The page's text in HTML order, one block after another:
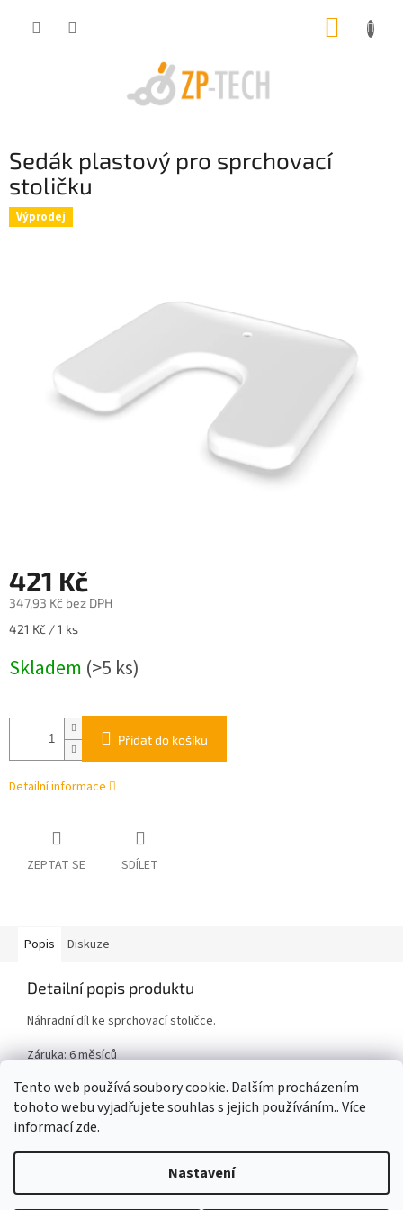
Tento web používá soubory cookie. Dalším procházením
tohoto webu vyjadřujete souhlas s jejich používáním.. Více
informacízde.
Nastavení
Sedák plastový pro sprchovací
stoličku
Výprodej
421 Kč
347,93 Kč bez DPH
Měrná
421 Kč / 1 ks
Skladem (>5 ks)
Přidat do košíku
Detailní informace
ZEPTAT SE SDÍLET
Popis Diskuze
Detailní popis produktu
Náhradní díl ke sprchovací stoličce.
Záruka: 6 měsíců